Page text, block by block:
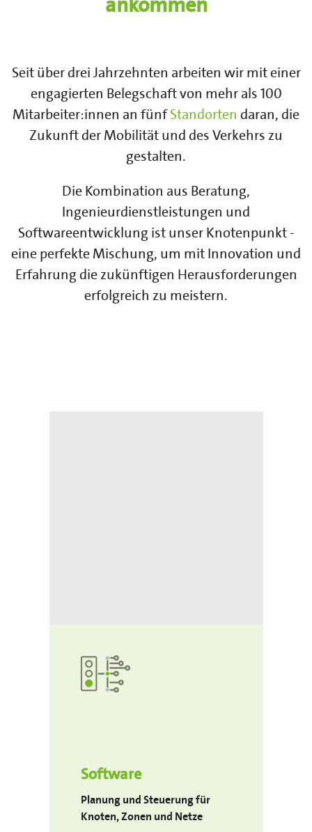
Seit über drei Jahrzehnten arbeiten wir mit einer
engagierten Belegschaft von mehr als 100
Mitarbeiter:innen an fünfStandorten daran, die
Zukunft der Mobilität und des Verkehrs zu
gestalten.
Die Kombination aus Beratung,
Ingenieurdienstleistungen und
Softwareentwicklung ist unser Knotenpunkt -
eine perfekte Mischung, um mit Innovation und
Erfahrung die zukünftigen Herausforderungen
erfolgreich zu meistern.
Software
Planung und Steuerung für
Knoten, Zonen und Netze